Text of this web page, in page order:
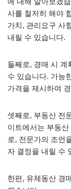
사를 철저히 해야
가치, 관리요구 사
내릴 수 있습니다.
둘째로, 경매 시 계
수 있습니다. 가능
가격을 제시하여
셋째로, 부동산 전
이트에서는 부동
로, 전문가의 조언
자 결정을 내릴 수
한편, 유체동산 경